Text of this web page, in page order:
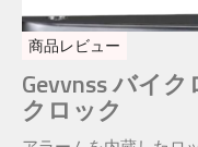
商品レビュー
Gevvnss バイ
クロック